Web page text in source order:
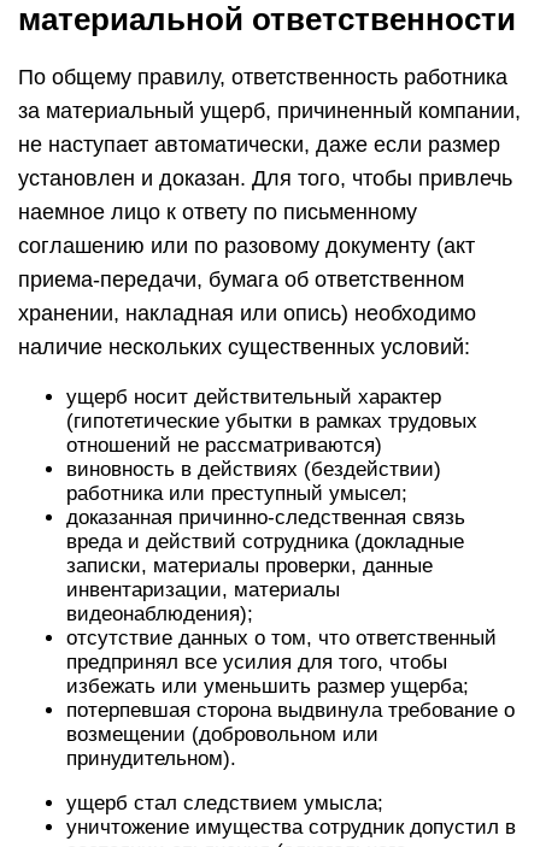
материальной ответственности
По общему правилу, ответственность работника
за материальный ущерб, причиненный компании,
не наступает автоматически, даже если размер
установлен и доказан. Для того, чтобы привлечь
наемное лицо к ответу по письменному
соглашению или по разовому документу (акт
приема-передачи, бумага об ответственном
хранении, накладная или опись) необходимо
наличие нескольких существенных условий:
ущерб носит действительный характер
(гипотетические убытки в рамках трудовых
отношений не рассматриваются)
виновность в действиях (бездействии)
работника или преступный умысел;
доказанная причинно-следственная связь
вреда и действий сотрудника (докладные
записки, материалы проверки, данные
инвентаризации, материалы
видеонаблюдения);
отсутствие данных о том, что ответственный
предпринял все усилия для того, чтобы
избежать или уменьшить размер ущерба;
потерпевшая сторона выдвинула требование о
возмещении (добровольном или
принудительном).
ущерб стал следствием умысла;
уничтожение имущества сотрудник допустил в